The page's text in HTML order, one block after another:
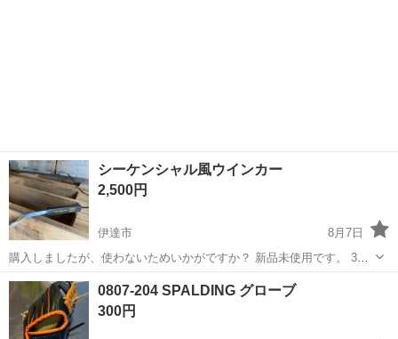
シーケンシャル風ウインカー
2,500円
伊達市
8月7日
購入しましたが、使わないためいかがですか？ 新品未使用です。 3N
厳守 ※返信ない人はブロックします。
福島 伊達市 ウインカー
0807-204 SPALDING グローブ
300円